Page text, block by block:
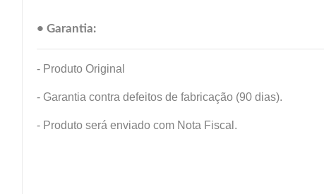
• Garantia:
- Produto Original
- Garantia contra defeitos de fabricação (90 dias).
- Produto será enviado com Nota Fiscal.